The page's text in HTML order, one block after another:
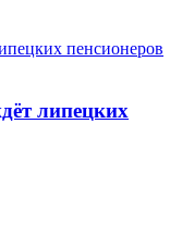
липецких